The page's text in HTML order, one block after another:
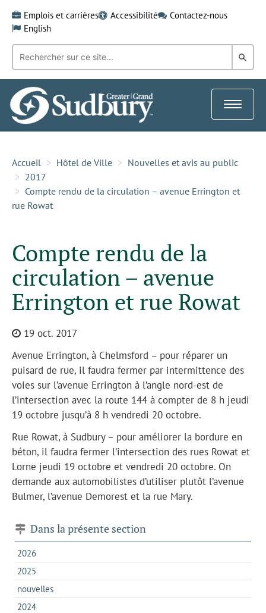
content
Emplois et carrières Accessibilité
Contactez-nous
English
Recherche
mot-
clé:
dans
Toggle
Accueil Hôtel de Ville
Nouvelles et avis au public
2017
Compte rendu de la circulation – avenue Errington et
rue Rowat
Compte rendu de la
circulation – avenue
Errington et rue Rowat
19 oct. 2017
Avenue Errington, à Chelmsford – pour réparer un
puisard de rue, il faudra fermer par intermittence des
voies sur l’avenue Errington à l’angle nord-est de
l’intersection avec la route 144 à compter de 8 h jeudi
19 octobre jusqu’à 8 h vendredi 20 octobre.
Rue Rowat, à Sudbury – pour améliorer la bordure en
béton, il faudra fermer l’intersection des rues Rowat et
Lorne jeudi 19 octobre et vendredi 20 octobre. On
demande aux automobilistes d’utiliser plutôt l’avenue
Bulmer, l’avenue Demorest et la rue Mary.
Dans la présente section
2026
2025
nouvelles
2024